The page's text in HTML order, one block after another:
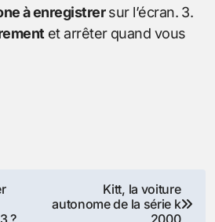
à enregistrersur l’écran. 3.
et arrêter quand vous
?
Kitt, la voiture
autonome de la série k
2000